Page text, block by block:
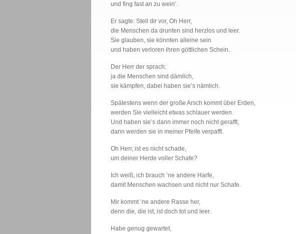
und fing fast an zu wein‘.
Er sagte: Stell dir vor, Oh Herr,
die Menschen da drunten sind herzlos und leer.
Sie glauben, sie könnten alleine sein
und haben verloren ihren göttlichen Schein.
Der Herr der sprach:
ja die Menschen sind dämlich,
sie kämpfen, dabei haben sie’s nämlich.
Spätestens wenn der große Arsch kommt über Erden,
werden Sie vielleicht etwas schlauer werden.
Und haben sie’s dann immer noch nicht gerafft,
dann werden sie in meiner Pfeife verpafft.
Oh Herr, ist es nicht schade,
um deiner Herde voller Schafe?
Ich weiß, ich brauch ’ne andere Harfe,
damit Menschen wachsen und nicht nur Schafe.
Mir kommt ’ne andere Rasse her,
denn die, die ist, ist doch tot und leer.
Habe genug gewartet,